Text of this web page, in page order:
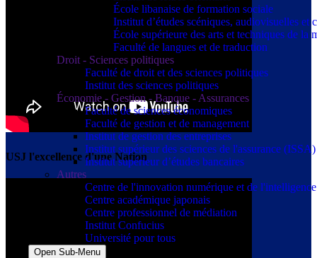
École libanaise de formation sociale
Institut d’études scéniques, audiovisuelles et
École supérieure des arts et techniques de la
Faculté de langues et de traduction
Droit - Sciences politiques
Faculté de droit et des sciences politiques
Institut des sciences politiques
Économie - Gestion - Banque - Assurances
Faculté de sciences économiques
Faculté de gestion et de management
Institut de gestion des entreprises
Institut supérieur des sciences de l'assurance (ISSA)
Institut supérieur d’études bancaires
Autres
Centre de l'innovation numérique et de
Centre académique japonais
Centre professionnel de médiation
Institut Confucius
Université pour tous
Open Sub-Menu
USJ l'excellence d'une Nation